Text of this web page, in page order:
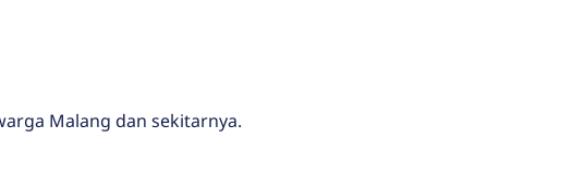
Malang dan sekitarnya.